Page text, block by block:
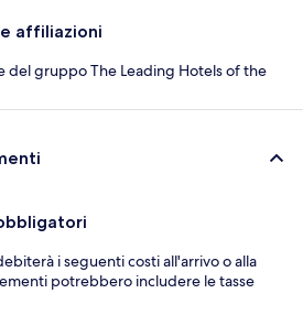
affiliazioni
del gruppo The Leading Hotels of the
i seguenti costi all'arrivo o alla
potrebbero includere le tasse